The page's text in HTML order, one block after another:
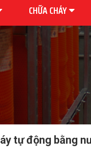
CHỮA CHÁY
tự động bằng